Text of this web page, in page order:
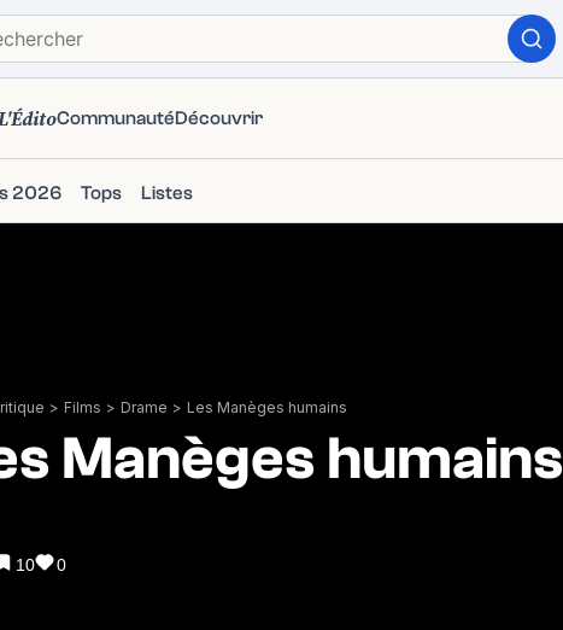
CommunautéDécouvrir
2026 Tops Listes
> Films > Drame > Les Manèges humains
Manèges humains
10 0